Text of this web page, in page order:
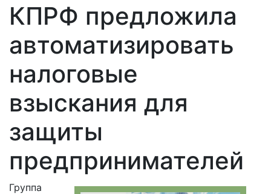
КПРФ предложила
автоматизировать
налоговые
взыскания для
защиты
предпринимателей
Группа